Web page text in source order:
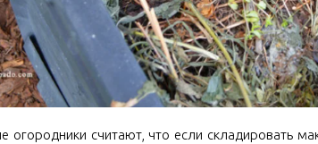
огородники считают, что если складировать